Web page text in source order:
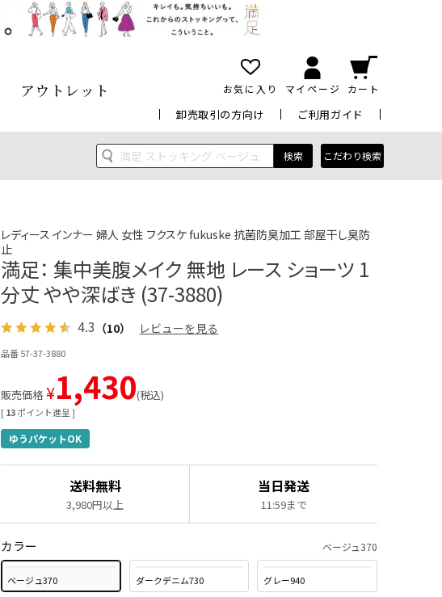
アウトレット お気に入り マイページ カート
卸売取引の方向け ご利用ガイド
検索 こだわり検索
レディース インナー 婦人 女性 フクスケ fukuske 抗菌防臭加工 部屋干し臭防
止
満足： 集中美腹メイク 無地 レース ショーツ 1
分丈 やや深ばき (37-3880)
4.3 （10） レビューを見る
品番 57-37-3880
[13ポイント進呈 ]
販売価格 ¥1,430 税込
ゆうパケットOK
送料無料
3,980円以上
当日発送
11:59まで
カラー ベージュ370
ベージュ370 ダークデニム730 グレー940